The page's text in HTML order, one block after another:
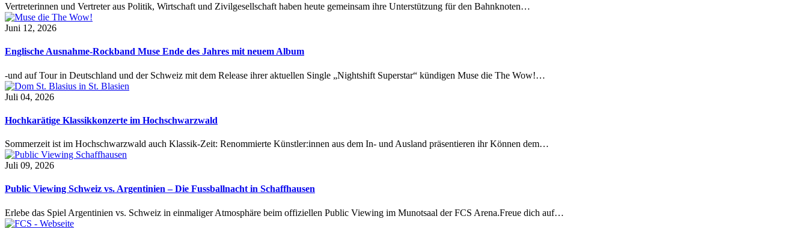
Vertreterinnen und Vertreter aus Politik, Wirtschaft und Zivilgesellschaft haben heute gemeinsam ihre Unterstützung für den Bahnknoten…
Juni 12, 2026
Englische Ausnahme-Rockband Muse Ende des Jahres mit neuem Album
-und auf Tour in Deutschland und der Schweiz mit dem Release ihrer aktuellen Single „Nightshift Superstar“ kündigen Muse die The Wow!…
Juli 04, 2026
Hochkarätige Klassikkonzerte im Hochschwarzwald
Sommerzeit ist im Hochschwarzwald auch Klassik-Zeit: Renommierte Künstler:innen aus dem In- und Ausland präsentieren ihr Können dem…
Juli 09, 2026
Public Viewing Schweiz vs. Argentinien – Die Fussballnacht in Schaffhausen
Erlebe das Spiel Argentinien vs. Schweiz in einmaliger Atmosphäre beim offiziellen Public Viewing im Munotsaal der FCS Arena.Freue dich auf…